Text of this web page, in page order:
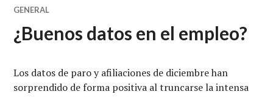
GENERAL
¿Buenos datos en el empleo?
Los datos de paro y afiliaciones de diciembre han
sorprendido de forma positiva al truncarse la intensa